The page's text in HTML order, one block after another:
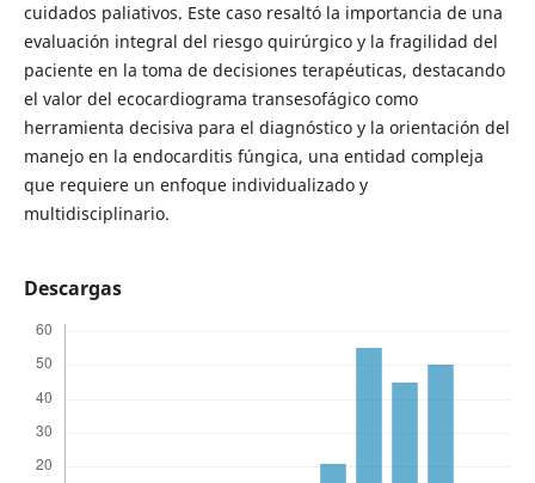
cuidados paliativos. Este caso resaltó la importancia de una
evaluación integral del riesgo quirúrgico y la fragilidad del
paciente en la toma de decisiones terapéuticas, destacando
el valor del ecocardiograma transesofágico como
herramienta decisiva para el diagnóstico y la orientación del
manejo en la endocarditis fúngica, una entidad compleja
que requiere un enfoque individualizado y
multidisciplinario.
Descargas